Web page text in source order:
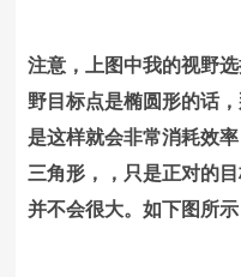
注意，上图中我的视野
野目标点是椭圆形的话
是这样就会非常消耗效
三角形，，只是正对的
并不会很大。如下图所示